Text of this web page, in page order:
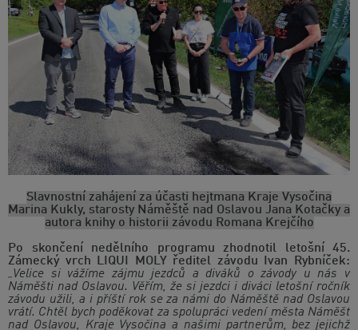
Slavnostní zahájení za účasti hejtmana Kraje Vysočina
Marina Kukly, starosty Náměště nad Oslavou Jana Kotačky a
autora knihy o historii závodu Romana Krejčího
Po skončení nedělního programu zhodnotil letošní 45.
Zámecký vrch LIQUI MOLY ředitel závodu Ivan Rybníček:
„Velice si vážíme zájmu jezdců a diváků o závody u nás v
Náměšti nad Oslavou. Věřím, že si jezdci i diváci letošní ročník
závodu užili, a i příští rok se za námi do Náměště nad Oslavou
vrátí. Chtěl bych poděkovat za spolupráci vedení města Náměšť
nad Oslavou, Kraje Vysočina a našimi partnerům, bez jejichž